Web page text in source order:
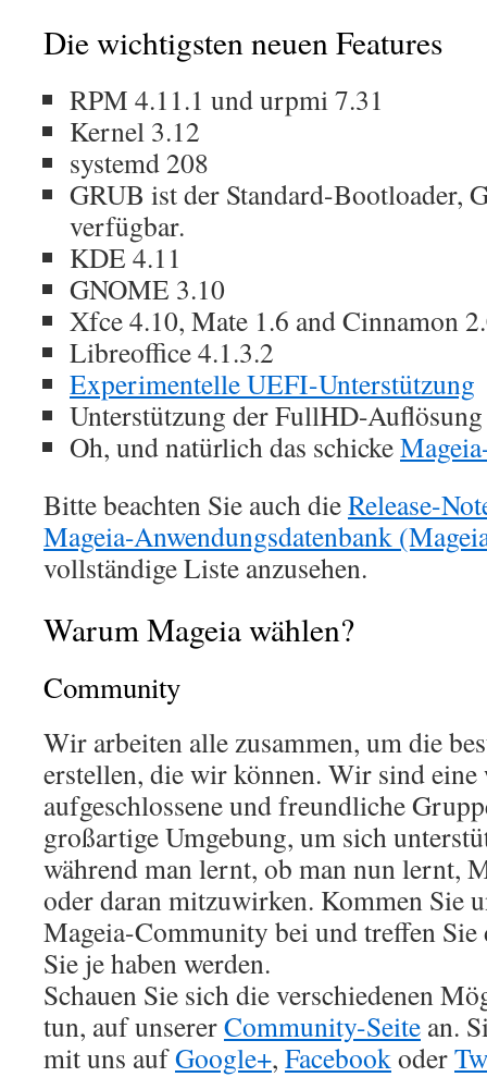
Die wichtigsten neuen Features
RPM 4.11.1 und urpmi 7.31
Kernel 3.12
systemd 208
GRUB ist der Standard-Bootloader,
verfügbar.
KDE 4.11
GNOME 3.10
Xfce 4.10, Mate 1.6 and Cinnamon
Libreoffice 4.1.3.2
Experimentelle UEFI-Unterstützung
Unterstützung der FullHD-Auflösung
Oh, und natürlich das schicke
Bitte beachten Sie auch dieRelease-
Mageia-Anwendungsdatenbank
vollständige Liste anzusehen.
Warum Mageia wählen?
Community
Wir arbeiten alle zusammen, um die
erstellen, die wir können. Wir sind
aufgeschlossene und freundliche
großartige Umgebung, um sich
während man lernt, ob man nun lernt,
oder daran mitzuwirken. Kommen Sie
Mageia-Community bei und treffen Sie
Sie je haben werden.
Schauen Sie sich die verschiedenen
tun, auf unsererCommunity-Seite an.
mit uns aufGoogle+, Facebookoder